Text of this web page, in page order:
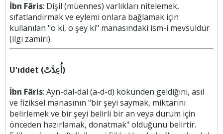
İbn Fâris: Dişil (müennes) varlıkları nitelemek,
sıfatlandırmak ve eylemi onlara bağlamak için
kullanılan "o ki, o şey ki" manasındaki ism-i mevsuldür
(ilgi zamiri).
U'ıddet (أُعِدَّتْ)
İbn Fâris: Ayn-dal-dal (a-d-d) kökünden geldiğini, asıl
ve fiziksel manasının "bir şeyi saymak, miktarını
belirlemek ve bir şeyi belirli bir an veya durum için
önceden hazırlamak, donatmak" olduğunu belirtir.